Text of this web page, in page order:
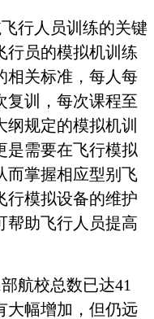
行人员训练的关键
行员的模拟机训练
相关标准，每人每
复训，每次课程至
纲规定的模拟机训
是需要在飞行模拟
而掌握相应型别飞
行模拟设备的维护
帮助飞行人员提高
航校总数已达41
大幅增加，但仍远